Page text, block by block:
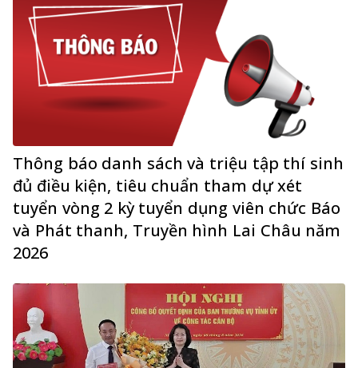
Thông báo danh sách và triệu tập thí sinh
đủ điều kiện, tiêu chuẩn tham dự xét
tuyển vòng 2 kỳ tuyển dụng viên chức Báo
và Phát thanh, Truyền hình Lai Châu năm
2026